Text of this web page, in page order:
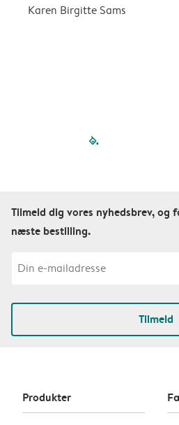
Karen Birgitte Sams
filled-
Tilmeld dig vores nyhedsbrev, og
næste bestilling.
Tilmeld
Produkter